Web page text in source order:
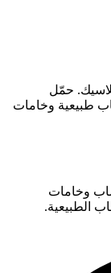
حمّل
طبيعية وخامات
وخامات
الطبيعية.